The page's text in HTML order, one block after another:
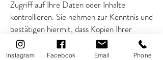
Zugriff auf Ihre Daten oder Inhalte
kontrollieren. Sie nehmen zur Kenntnis und
bestätigen hiermit, dass Kopien Ihrer
Daten selbst nach deren Löschung auf
zwischengespeicherten und archivierten
Instagram Facebook Email Phone